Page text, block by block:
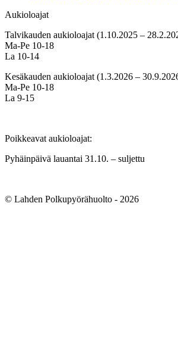
Aukioloajat
Talvikauden aukioloajat (1.10.2025 –
Ma-Pe 10-18
La 10-14
Kesäkauden aukioloajat (1.3.2026 –
Ma-Pe 10-18
La 9-15
Poikkeavat aukioloajat:
Pyhäinpäivä lauantai 31.10. – suljettu
© Lahden Polkupyörähuolto - 2026